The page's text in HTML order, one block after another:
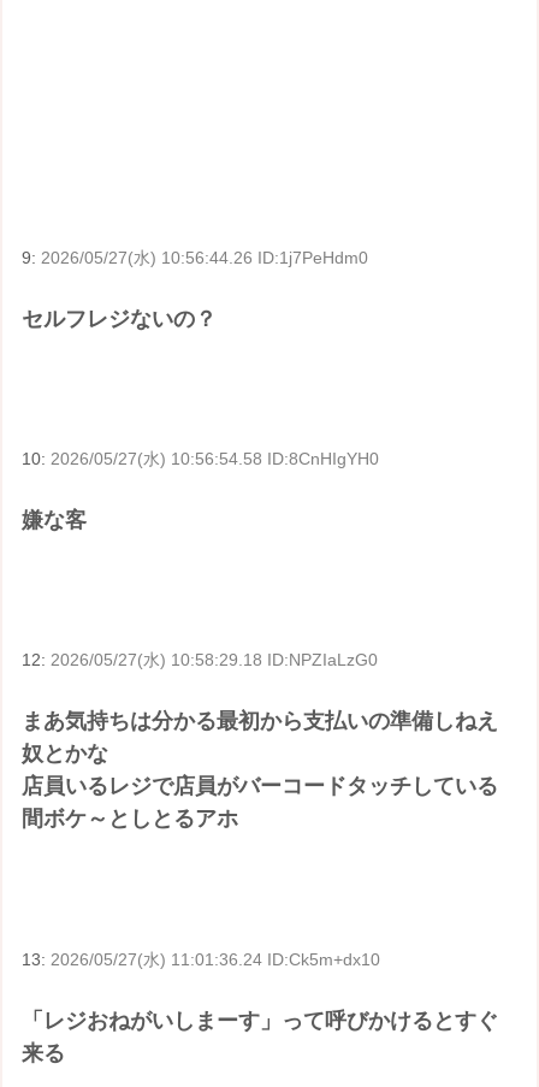
9: 2026/05/27(水) 10:56:44.26 ID:1j7PeHdm0
セルフレジないの？
10: 2026/05/27(水) 10:56:54.58 ID:8CnHIgYH0
嫌な客
12:2026/05/27(水) 10:58:29.18 ID:NPZIaLzG0
まあ気持ちは分かる最初から支払いの準備しねえ
奴とかな
店員いるレジで店員がバーコードタッチしている
間ボケ～としとるアホ
13: 2026/05/27(水) 11:01:36.24 ID:Ck5m+dx10
「レジおねがいしまーす」って呼びかけるとすぐ
来る